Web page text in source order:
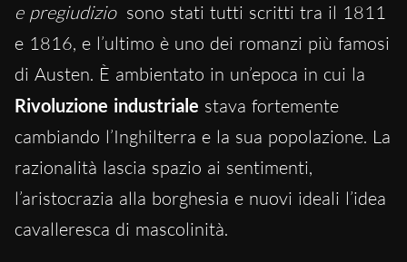
e pregiudizio sono stati tutti scritti tra il 1811
e 1816, e l’ultimo è uno dei romanzi più famosi
di Austen. È ambientato in un’epoca in cui la
Rivoluzione industriale stava fortemente
cambiando l’Inghilterra e la sua popolazione. La
razionalità lascia spazio ai sentimenti,
l’aristocrazia alla borghesia e nuovi ideali l’idea
cavalleresca di mascolinità.